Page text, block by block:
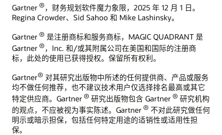
Gartner ®，财务规划软件魔力象限，2025 年 12 月 1 日。
Regina Crowder、Sid Sahoo 和 Mike Lashinsky。
Gartner ® 是注册商标和服务商标，MAGIC QUADRANT 是
Gartner ®，Inc. 和/或其附属公司在美国和国际的注册商
标，此处的使用已获得授权。保留所有权利。
Gartner® 对其研究出版物中所述的任何提供商、产品或服务
均不做任何推荐，也不建议技术用户仅选择排名最高或其它
特定供应商。Gartner ® 研究出版物包含 Gartner ® 研究机构
的观点，不应被视为事实陈述。Gartner ® 不对此研究做任何
明示或暗示担保，包括任何特定用途的适销性或适用性担
保。